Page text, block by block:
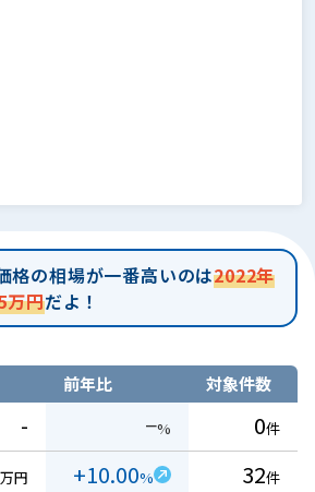
格の相場が一番高いのは2022年
万円だよ！
前年比
対象件数
- −% 0件
万円 +10.00% 32件